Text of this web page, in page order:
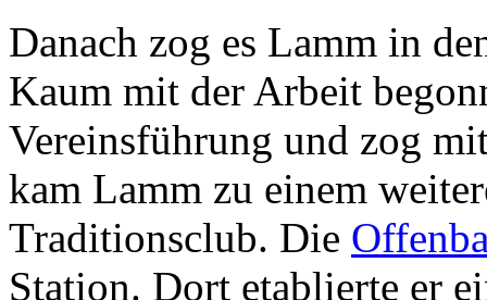
Danach zog es Lamm in
Kaum mit der Arbeit
Vereinsführung und zog
kam Lamm zu einem
Traditionsclub. Die
Station. Dort etablierte er